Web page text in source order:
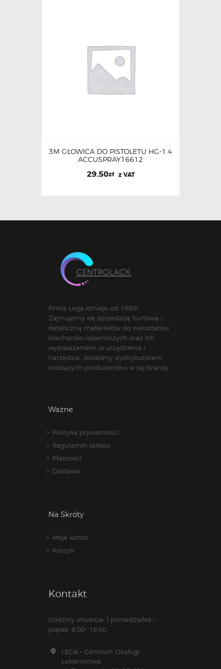
3M GŁOWICA DO PISTOLETU HG-1.4
ACCUSPRAY16612
29.50zł z VAT
Firma Lega istnieje od 1990r.
Zajmujemy się sprzedażą hurtową i
detaliczną materiałów do warsztatów
blacharsko-lakierniczych oraz ich
wyposażaniem w urządzenia i
narzędzia. Jesteśmy dystrybutorem
wiodących producentów w tej branży.
Ważne
Polityka prywatności
Regulamin sklepu
Płatności
Dostawa
Na Skróty
Moje konto
Koszyk
Kontakt
Godziny otwarcia: | poniedziałek –
piątek: 8:00- 16:00
LEGA – Centrum Obsługi
Lakiernictwa